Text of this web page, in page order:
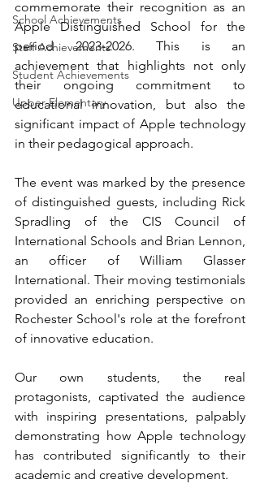
School Achievements
Staff Achievements
Student Achievements
Upper Elementary
commemorate their recognition as an
Apple Distinguished School for the
period 2023-2026. This is an
achievement that highlights not only
their ongoing commitment to
educational innovation, but also the
significant impact of Apple technology
in their pedagogical approach.
The event was marked by the presence
of distinguished guests, including Rick
Spradling of the CIS Council of
International Schools and Brian Lennon,
an officer of William Glasser
International. Their moving testimonials
provided an enriching perspective on
Rochester School's role at the forefront
of innovative education.
Our own students, the real
protagonists, captivated the audience
with inspiring presentations, palpably
demonstrating how Apple technology
has contributed significantly to their
academic and creative development.